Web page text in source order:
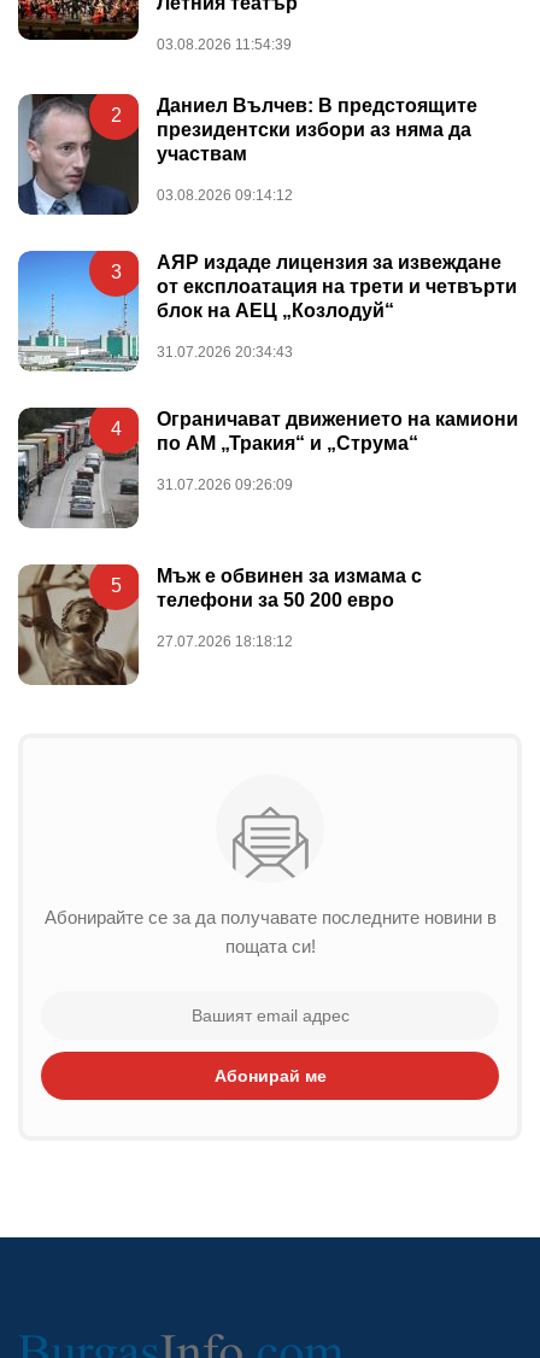
03.08.2026 11:54:39
2
Даниел Вълчев: В предстоящите
президентски избори аз няма да
участвам
03.08.2026 09:14:12
3
АЯР издаде лицензия за извеждане
от експлоатация на трети и четвърти
блок на АЕЦ „Козлодуй“
31.07.2026 20:34:43
4
Ограничават движението на камиони
по АМ „Тракия“ и „Струма“
31.07.2026 09:26:09
5
Мъж е обвинен за измама с
телефони за 50 200 евро
27.07.2026 18:18:12
Абонирайте се за да получавате последните новини в
пощата си!
Абонирай ме